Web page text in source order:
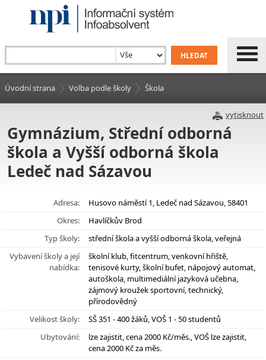
Úvodní strana Volba podle školy Škola
vytisknout
Gymnázium, Střední odborná
škola a Vyšší odborná škola
Ledeč nad Sázavou
Adresa:
Husovo náměstí 1, Ledeč nad Sázavou, 58401
Okres:
Havlíčkův Brod
Typ školy:
střední škola a vyšší odborná škola, veřejná
Vybavení školy a její
nabídka:
školní klub, fitcentrum, venkovní hřiště,
tenisové kurty, školní bufet, nápojový automat,
autoškola, multimediální jazyková učebna,
zájmový kroužek sportovní, technický,
přírodovědný
Velikost školy:
SŠ 351 - 400 žáků, VOŠ 1 - 50 studentů
Ubytování:
lze zajistit, cena 2000 Kč/měs., VOŠ lze zajistit,
cena 2000 Kč za měs.